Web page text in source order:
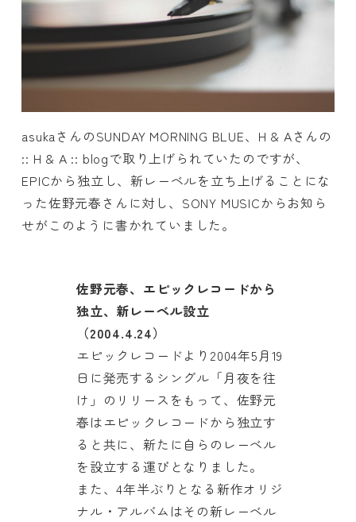
asukaさんのSUNDAY MORNING BLUE、H & Aさんの
:: H & A :: blogで取り上げられていたのですが、
EPICから独立し、新レーベルを立ち上げることにな
った佐野元春さんに対し、SONY MUSICからお知ら
せがこのように書かれていました。
佐野元春、エピックレコードから
独立、新レーベル設立
（2004.4.24）
エピックレコードより2004年5月19
日に発売するシングル「月夜を往
け」のリリースをもって、佐野元
春はエピックレコードから独立す
ると共に、新たに自らのレーベル
を設立する運びとなりました。
また、4年半ぶりとなる新作オリジ
ナル・アルバムはその新レーベル